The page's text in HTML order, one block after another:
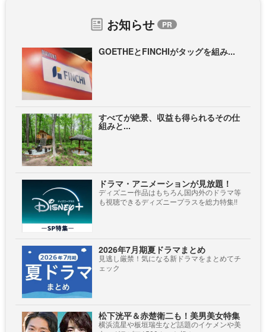
お知らせ
GOETHEとFINCHIがタッグを組み...
すべてが絶景、収益も得られるその仕
組みと...
ドラマ・アニメーションが見放題！
ディズニー作品はもちろん国内外のドラマ等
も視聴できるディズニープラスを総力特集!!
2026年7月期夏ドラマまとめ
見逃し厳禁！気になる新ドラマをまとめてチ
ェック
松下洸平＆赤楚衛二も！美男美女特集
横浜流星や板垣瑞生など話題のイケメンや美